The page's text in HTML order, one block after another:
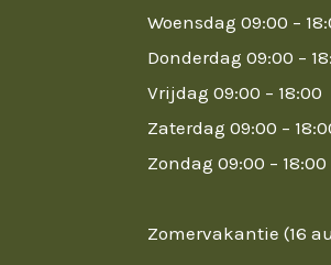
Woensdag 09:00 –
Donderdag 09:00 –
Vrijdag 09:00 – 18:00
Zaterdag 09:00 –
Zondag 09:00 – 18:00
Zomervakantie (16